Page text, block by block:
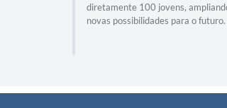
diretamente 100 jovens,
novas possibilidades para o futuro.